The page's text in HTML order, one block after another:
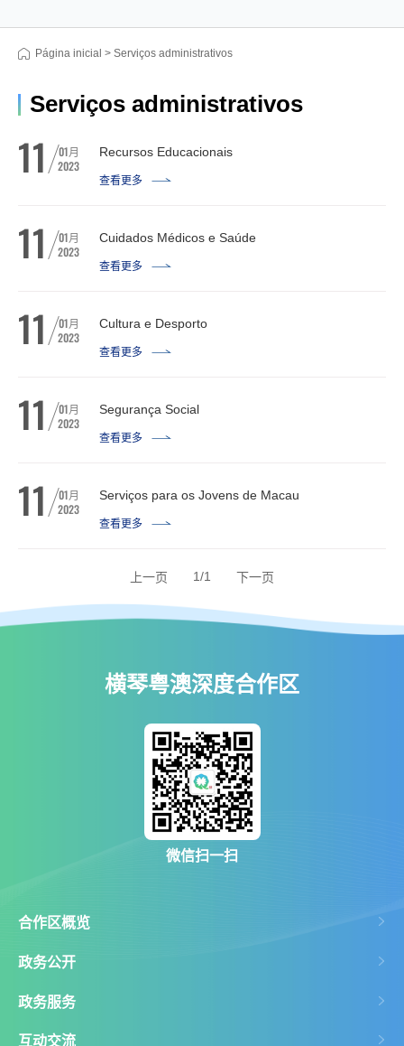
Página inicial > Serviços administrativos
Serviços administrativos
11 01月
2023
Recursos Educacionais
查看更多
11 01月
2023
Cuidados Médicos e Saúde
查看更多
11 01月
2023
Cultura e Desporto
查看更多
11 01月
2023
Segurança Social
查看更多
11 01月
2023
Serviços para os Jovens de Macau
查看更多
上一页 1/1 下一页
横琴粤澳深度合作区
微信扫一扫
合作区概览
政务公开
政务服务
互动交流